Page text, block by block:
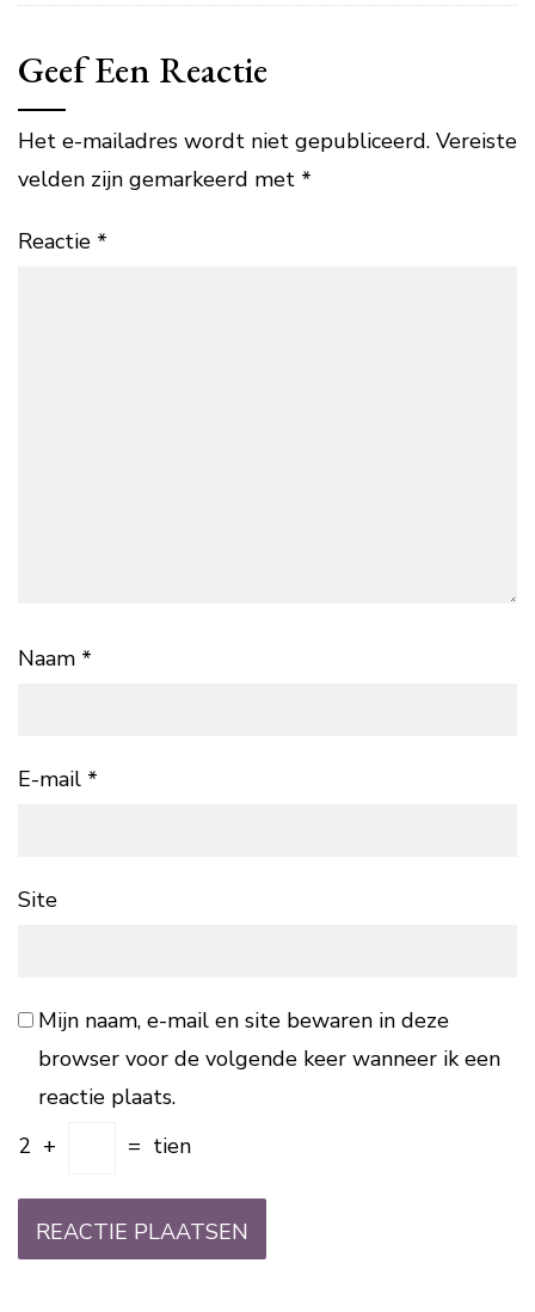
Geef Een Reactie
Het e-mailadres wordt niet gepubliceerd. Vereiste
velden zijn gemarkeerd met *
Reactie *
Naam *
E-mail *
Site
Mijn naam, e-mail en site bewaren in deze
browser voor de volgende keer wanneer ik een
reactie plaats.
2 + = tien